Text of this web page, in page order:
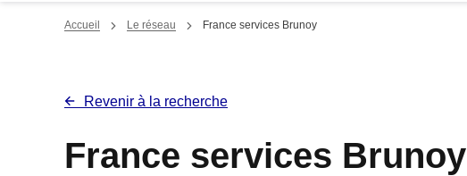
Accueil Le réseau France services Brunoy
Revenir à la recherche
France services Brunoy